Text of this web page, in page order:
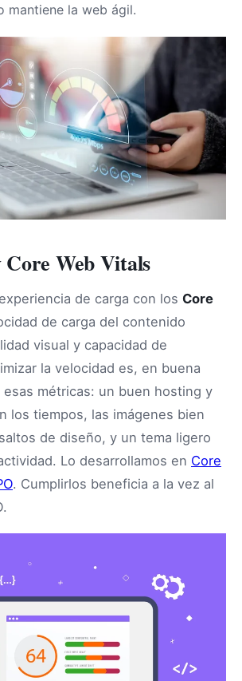
mantiene la web ágil.
Core Web Vitals
de carga con los Core
de carga del contenido
visual y capacidad de
la velocidad es, en buena
métricas: un buen hosting y
los tiempos, las imágenes bien
de diseño, y un tema ligero
Lo desarrollamos en Core
. Cumplirlos beneficia a la vez al